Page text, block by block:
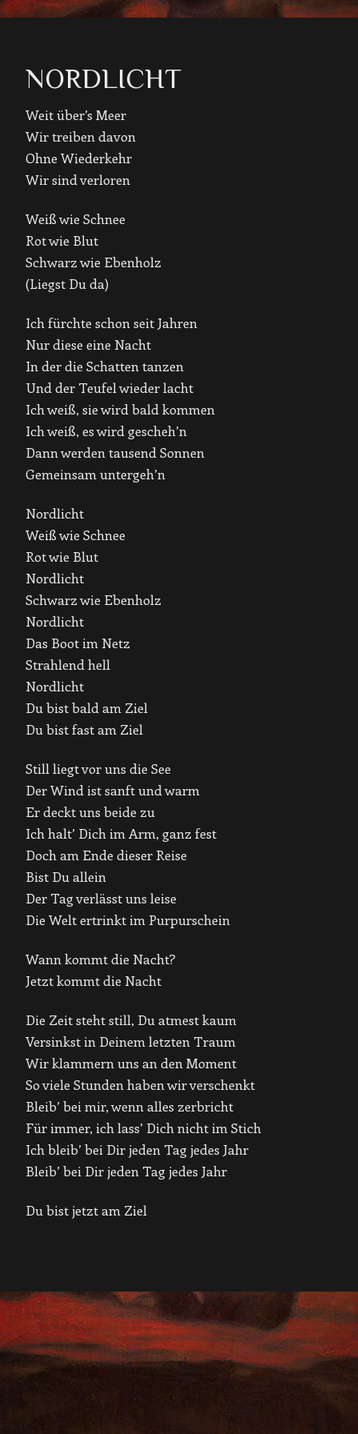
NORDLICHT
Weit über’s Meer
Wir treiben davon
Ohne Wiederkehr
Wir sind verloren
Weiß wie Schnee
Rot wie Blut
Schwarz wie Ebenholz
(Liegst Du da)
Ich fürchte schon seit Jahren
Nur diese eine Nacht
In der die Schatten tanzen
Und der Teufel wieder lacht
Ich weiß, sie wird bald kommen
Ich weiß, es wird gescheh’n
Dann werden tausend Sonnen
Gemeinsam untergeh’n
Nordlicht
Weiß wie Schnee
Rot wie Blut
Nordlicht
Schwarz wie Ebenholz
Nordlicht
Das Boot im Netz
Strahlend hell
Nordlicht
Du bist bald am Ziel
Du bist fast am Ziel
Still liegt vor uns die See
Der Wind ist sanft und warm
Er deckt uns beide zu
Ich halt’ Dich im Arm, ganz fest
Doch am Ende dieser Reise
Bist Du allein
Der Tag verlässt uns leise
Die Welt ertrinkt im Purpurschein
Wann kommt die Nacht?
Jetzt kommt die Nacht
Die Zeit steht still, Du atmest kaum
Versinkst in Deinem letzten Traum
Wir klammern uns an den Moment
So viele Stunden haben wir verschenkt
Bleib’ bei mir, wenn alles zerbricht
Für immer, ich lass’ Dich nicht im Stich
Ich bleib’ bei Dir jeden Tag jedes Jahr
Bleib’ bei Dir jeden Tag jedes Jahr
Du bist jetzt am Ziel